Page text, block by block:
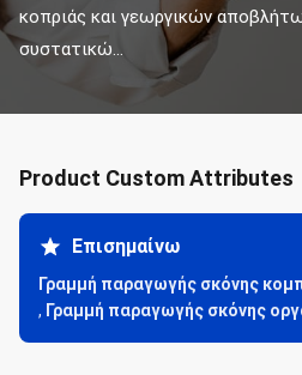
κοπριάς και γεωργικών
συστατικώ...
Product Custom Attributes
Επισημαίνω
Γραμμή παραγωγής σκόνης
, Γραμμή παραγωγής σκόνης